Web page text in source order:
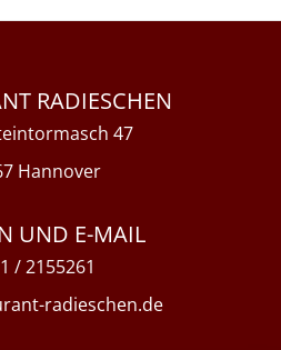
RADIESCHEN
47
Hannover
UND E-MAIL
/2155261
radieschen.de